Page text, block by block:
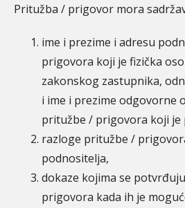
Pritužba / prigovor mora
ime i prezime i adresu
prigovora koji je fizička
zakonskog zastupnika,
i ime i prezime odgovorne
pritužbe / prigovora koji je
razloge pritužbe /
podnositelja,
dokaze kojima se
prigovora kada ih je